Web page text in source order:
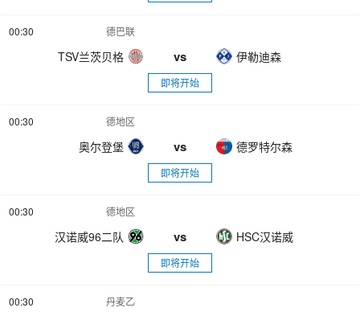
00:30 德巴联
TSV兰茨贝格 vs 伊勒迪森
即将开始
00:30 德地区
奥尔登堡 vs 德罗特尔森
即将开始
00:30 德地区
汉诺威96二队 vs HSC汉诺威
即将开始
00:30 丹麦乙